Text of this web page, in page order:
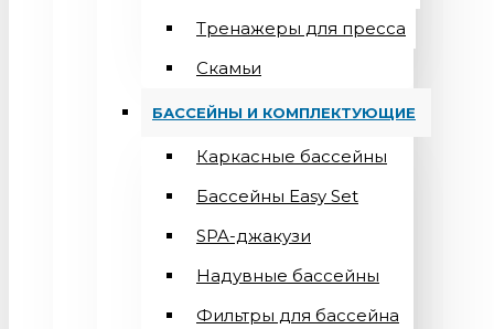
Тренажеры для пресса
Скамьи
БАССЕЙНЫ И КОМПЛЕКТУЮЩИЕ
Каркасные бассейны
Бассейны Easy Set
SPA-джакузи
Надувные бассейны
Фильтры для бассейна